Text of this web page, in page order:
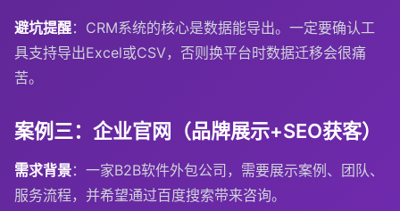
避坑提醒：CRM系统的核心是数据能导出。一定要确认工
具支持导出Excel或CSV，否则换平台时数据迁移会很痛
苦。
案例三：企业官网（品牌展示+SEO获客）
需求背景：一家B2B软件外包公司，需要展示案例、团队、
服务流程，并希望通过百度搜索带来咨询。